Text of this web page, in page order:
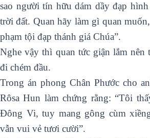
sao người tín hữu dám dầy đạp
trời đất. Quan hãy làm gì quan
phạm tội đạp thánh giá Chúa”.
Nghe vậy thì quan tức giận lắm nên
đi chém đầu.
Trong án phong Chân Phước cho
Rôsa Hun làm chứng rằng: “Tôi
Đông Vi, tuy mang gông cùm
vẫn vui vẻ tươi cười”.